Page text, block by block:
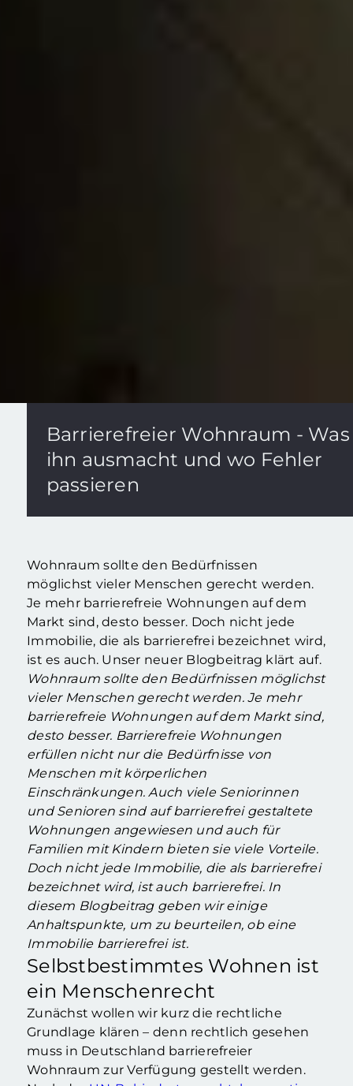
Barrierefreier Wohnraum - Was
ihn ausmacht und wo Fehler
passieren
Wohnraum sollte den Bedürfnissen
möglichst vieler Menschen gerecht werden.
Je mehr barrierefreie Wohnungen auf dem
Markt sind, desto besser. Doch nicht jede
Immobilie, die als barrierefrei bezeichnet wird,
ist es auch. Unser neuer Blogbeitrag klärt auf.
Wohnraum sollte den Bedürfnissen möglichst
vieler Menschen gerecht werden. Je mehr
barrierefreie Wohnungen auf dem Markt sind,
desto besser. Barrierefreie Wohnungen
erfüllen nicht nur die Bedürfnisse von
Menschen mit körperlichen
Einschränkungen. Auch viele Seniorinnen
und Senioren sind auf barrierefrei gestaltete
Wohnungen angewiesen und auch für
Familien mit Kindern bieten sie viele Vorteile.
Doch nicht jede Immobilie, die als barrierefrei
bezeichnet wird, ist auch barrierefrei. In
diesem Blogbeitrag geben wir einige
Anhaltspunkte, um zu beurteilen, ob eine
Immobilie barrierefrei ist.
Selbstbestimmtes Wohnen ist
ein Menschenrecht
Zunächst wollen wir kurz die rechtliche
Grundlage klären – denn rechtlich gesehen
muss in Deutschland barrierefreier
Wohnraum zur Verfügung gestellt werden.